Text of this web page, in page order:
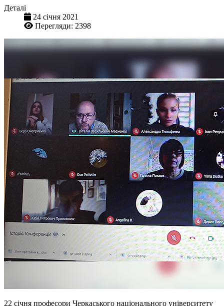
Деталі
24 січня 2021
Перегляди: 2398
22 січня професори Черкаського національного університету